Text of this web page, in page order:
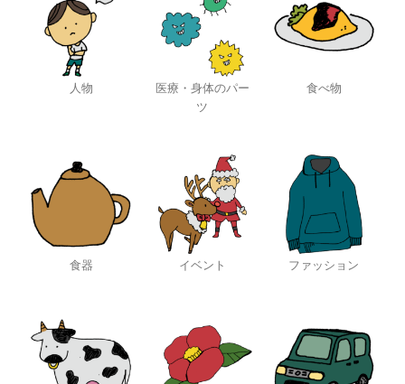
人物
医療・身体のパー
ツ
食べ物
食器 イベント ファッション